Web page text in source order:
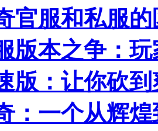
官服和私服
版本之争：
版：让你砍
：一个从辉